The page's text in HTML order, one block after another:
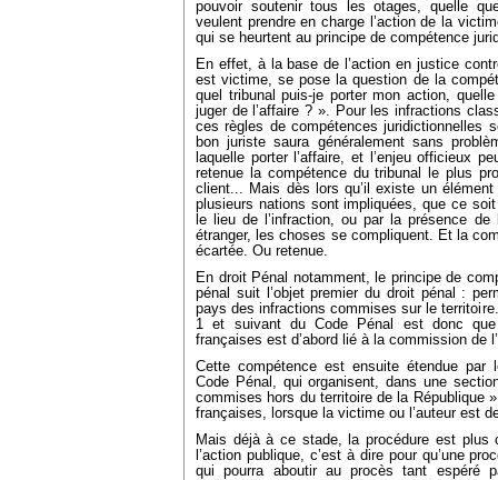
pouvoir soutenir tous les otages, quelle
veulent prendre en charge l’action de la
qui se heurtent au principe de compétence
En effet, à la base de l’action en justice
est victime, se pose la question de la
quel tribunal puis-je porter mon action,
juger de l’affaire ? ». Pour les infractions
ces règles de compétences juridictionnelles
bon juriste saura généralement sans
laquelle porter l’affaire, et l’enjeu officieux
retenue la compétence du tribunal le plus
client... Mais dès lors qu’il existe un élément
plusieurs nations sont impliquées, que ce
le lieu de l’infraction, ou par la présence de
étranger, les choses se compliquent. Et la
écartée. Ou retenue.
En droit Pénal notamment, le principe de
pénal suit l’objet premier du droit pénal :
pays des infractions commises sur le
1 et suivant du Code Pénal est donc
françaises est d’abord lié à la commission de
Cette compétence est ensuite étendue
Code Pénal, qui organisent, dans une
commises hors du territoire de la République
françaises, lorsque la victime ou l’auteur est
Mais déjà à ce stade, la procédure est plus
l’action publique, c’est à dire pour qu’une
qui pourra aboutir au procès tant espéré